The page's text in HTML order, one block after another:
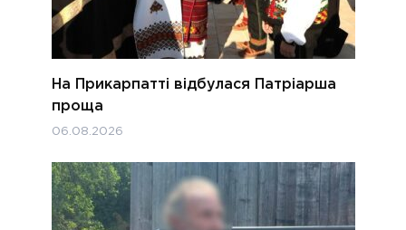
На Прикарпатті відбулася Патріарша
проща
06.08.2026